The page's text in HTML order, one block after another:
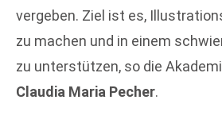
vergeben. Ziel ist es,
zu machen und in einem
zu unterstützen, so die
Claudia Maria Pecher.